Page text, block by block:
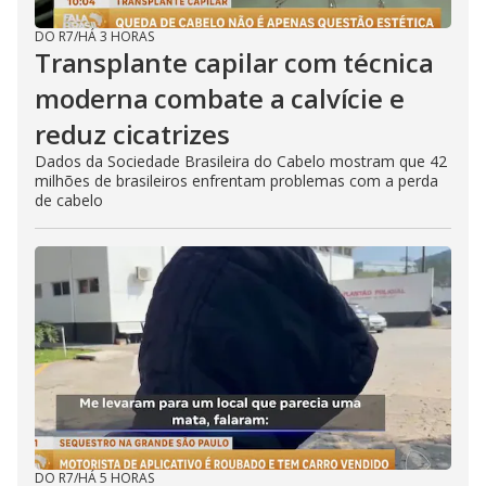
DO R7/HÁ 3 HORAS
Transplante capilar com técnica
moderna combate a calvície e
reduz cicatrizes
Dados da Sociedade Brasileira do Cabelo mostram que 42
milhões de brasileiros enfrentam problemas com a perda
de cabelo
DO R7/HÁ 5 HORAS